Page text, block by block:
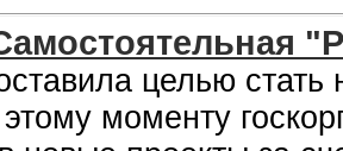
целью
моменту